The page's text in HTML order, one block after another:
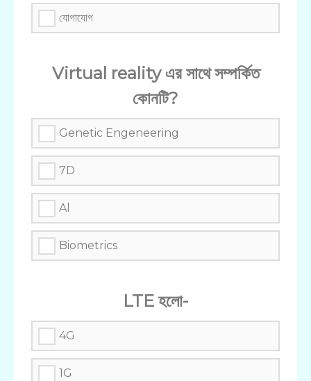
যোগাযোগ
Virtual reality এর সাথে সম্পর্কিত
কোনটি?
Genetic Engeneering
7D
Al
Biometrics
LTE হলো-
4G
1G